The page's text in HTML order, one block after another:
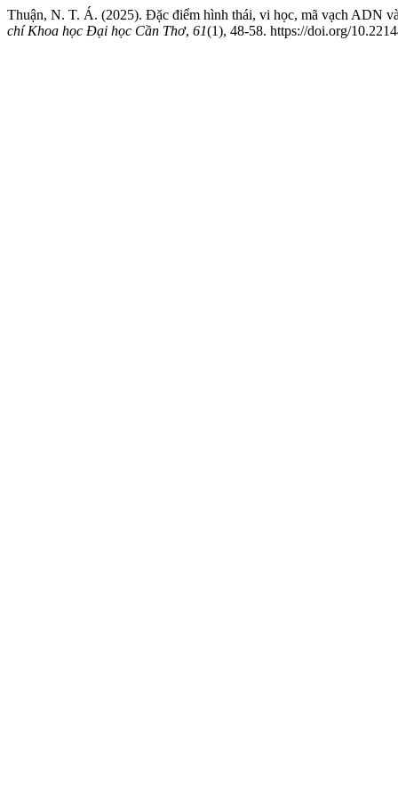
Thuận, N. T. Á. (2025). Đặc điểm hình thái, vi học, mã vạch ADN
chí Khoa học Đại học Cần Thơ, 61(1), 48-58. https://doi.org/